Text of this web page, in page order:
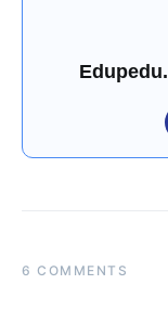
6 COMMENTS